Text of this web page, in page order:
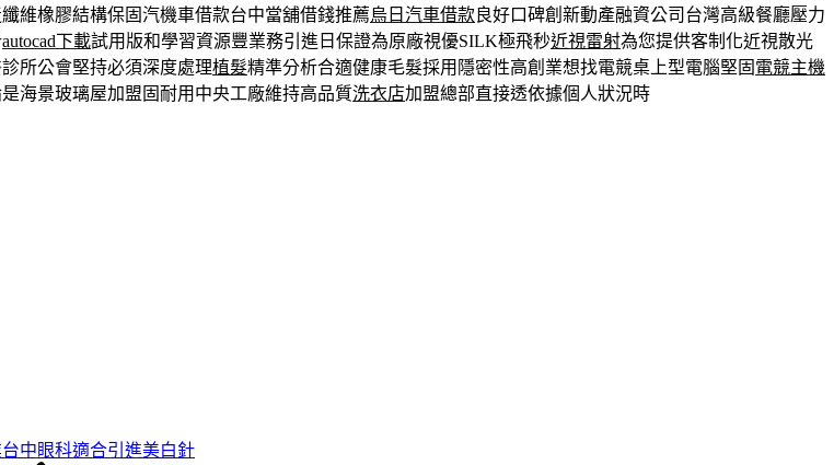
維橡膠結構保固汽機車借款台中當舖借錢推薦烏日汽車借款 良好口碑創新動產融資公司台灣高級餐廳壓力
autocad下載試用版和學習資源豐業務引進日保證為原廠視優SILK極飛秒近視雷射為您提供客制化近視散光
所公會堅持必須深度處理植髮精準分析合適健康毛髮採用隱密性高創業想找電競桌上型電腦堅固 電競主機
海景玻璃屋加盟固耐用中央工廠維持高品質洗衣店加盟總部直接透依據個人狀況時
中眼科適合引進美白針